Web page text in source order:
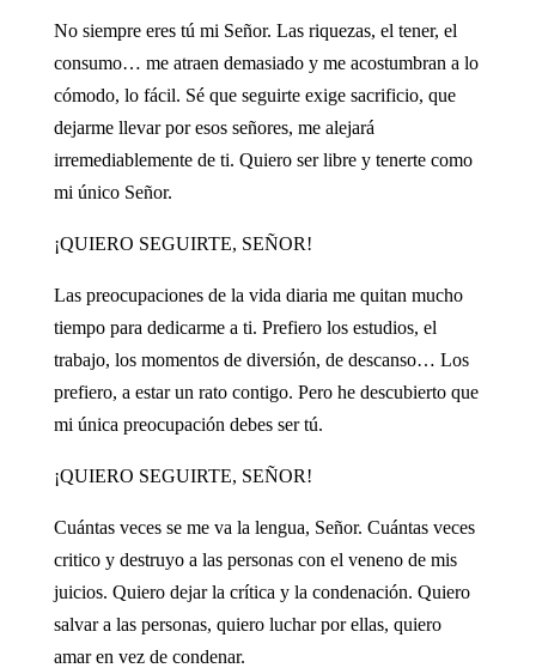
No siempre eres tú mi Señor. Las riquezas, el tener, el
consumo… me atraen demasiado y me acostumbran a lo
cómodo, lo fácil. Sé que seguirte exige sacrificio, que
dejarme llevar por esos señores, me alejará
irremediablemente de ti. Quiero ser libre y tenerte como
mi único Señor.
¡QUIERO SEGUIRTE, SEÑOR!
Las preocupaciones de la vida diaria me quitan mucho
tiempo para dedicarme a ti. Prefiero los estudios, el
trabajo, los momentos de diversión, de descanso… Los
prefiero, a estar un rato contigo. Pero he descubierto que
mi única preocupación debes ser tú.
¡QUIERO SEGUIRTE, SEÑOR!
Cuántas veces se me va la lengua, Señor. Cuántas veces
critico y destruyo a las personas con el veneno de mis
juicios. Quiero dejar la crítica y la condenación. Quiero
salvar a las personas, quiero luchar por ellas, quiero
amar en vez de condenar.